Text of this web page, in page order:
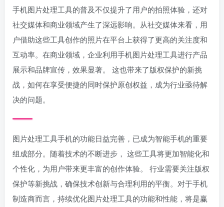
手机图片处理工具的普及不仅提升了用户的拍照体验，还对
社交媒体和商业领域产生了深远影响。从社交媒体来看，用
户借助这些工具创作的照片在平台上获得了更高的关注度和
互动率。在商业领域，企业利用手机图片处理工具进行产品
展示和品牌宣传，效果显著。 这也带来了版权保护的新挑
战，如何在享受便捷的同时保护原创权益，成为行业亟待解
决的问题。
图片处理工具手机的功能日益完善，已成为智能手机的重要
组成部分。随着技术的不断进步， 这些工具将更加智能化和
个性化，为用户带来更丰富的创作体验。 行业需要关注版权
保护等新挑战，确保技术创新与合理利用的平衡。对于手机
制造商而言，持续优化图片处理工具的功能和性能，将是赢